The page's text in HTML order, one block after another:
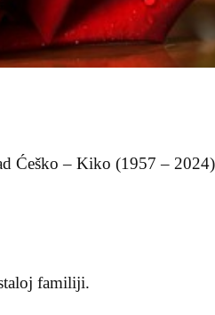
Ćeško – Kiko (1957 –
familiji.